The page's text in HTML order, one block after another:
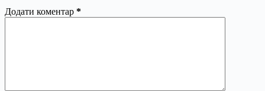
Додати коментар *